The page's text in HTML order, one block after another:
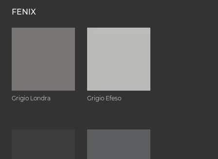
FENIX
Grigio Londra Grigio Efeso